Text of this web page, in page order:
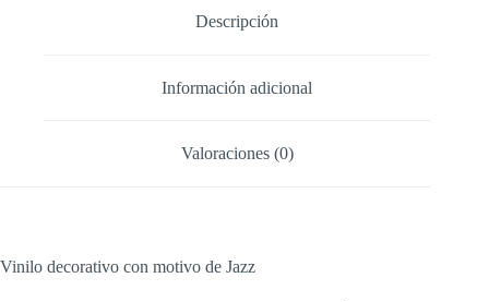
Descripción
Información adicional
Valoraciones (0)
Vinilo decorativo con motivo de Jazz